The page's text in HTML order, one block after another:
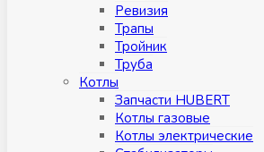
Ревизия
Трапы
Тройник
Труба
Котлы
Запчасти HUBERT
Котлы газовые
Котлы электрические